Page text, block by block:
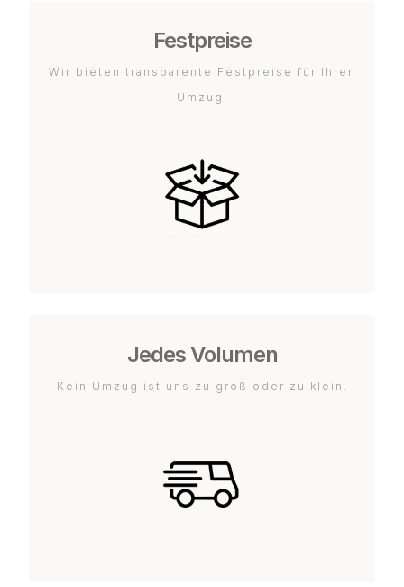
Festpreise
Wir bieten transparente Festpreise für Ihren
Umzug.
Jedes Volumen
Kein Umzug ist uns zu groß oder zu klein.